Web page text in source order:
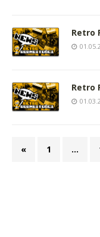
Retro
Retro
« 1 …